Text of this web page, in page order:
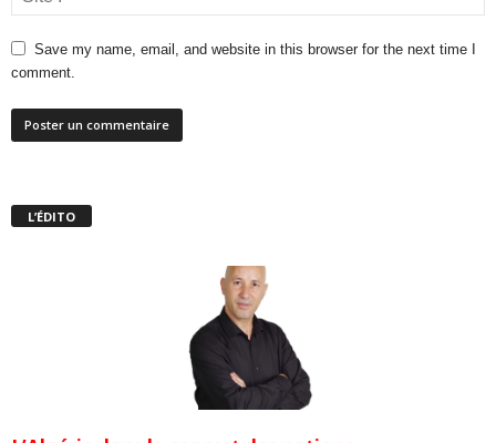
Save my name, email, and website in this browser for the next time I
comment.
L’ÉDITO